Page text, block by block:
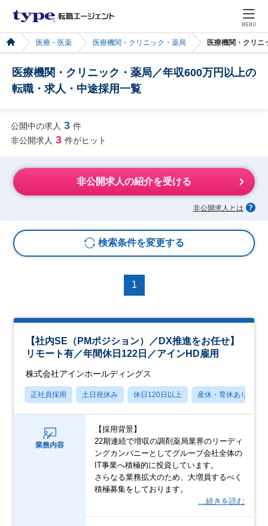
MENU
医療・医薬 医療機関・クリニック・薬局 医療機関・クリニ
医療機関・クリニック・薬局／年収600万円以上の
転職・求人・中途採用一覧
公開中の求人 3 件
非公開求人 3 件がヒット
非公開求人の紹介を受ける
非公開求人とは
検索条件を変更する
1
【社内SE（PMポジション）／DX推進をお任せ】
リモート有／年間休日122日／アインHD雇用
株式会社アインホールディングス
正社員採用 土日祝休み 休日120日以上 産休・育休あり
業務内容
【採用背景】
22期連続で増収の調剤薬局業界のリーディ
ングカンパニーとしてグループ会社全体の
IT事業へ積極的に投資しています。
さらなる業務拡大のため、大増員するべく
積極募集をしております。
…続きを読む